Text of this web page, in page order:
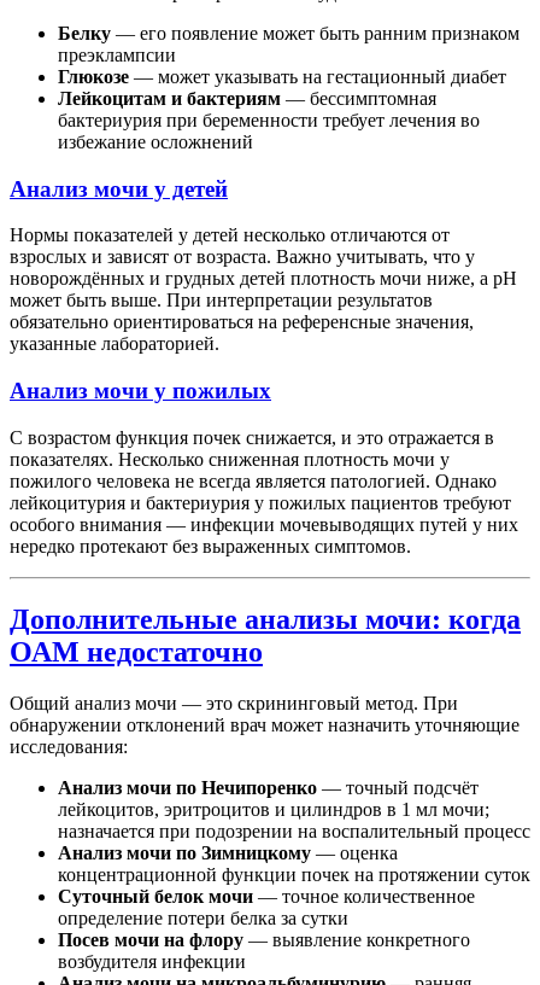
Белку — его появление может быть ранним признаком
преэклампсии
Глюкозе — может указывать на гестационный диабет
Лейкоцитам и бактериям — бессимптомная
бактериурия при беременности требует лечения во
избежание осложнений
Анализ мочи у детей
Нормы показателей у детей несколько отличаются от
взрослых и зависят от возраста. Важно учитывать, что у
новорождённых и грудных детей плотность мочи ниже, а pH
может быть выше. При интерпретации результатов
обязательно ориентироваться на референсные значения,
указанные лабораторией.
Анализ мочи у пожилых
С возрастом функция почек снижается, и это отражается в
показателях. Несколько сниженная плотность мочи у
пожилого человека не всегда является патологией. Однако
лейкоцитурия и бактериурия у пожилых пациентов требуют
особого внимания — инфекции мочевыводящих путей у них
нередко протекают без выраженных симптомов.
Дополнительные анализы мочи: когда
ОАМ недостаточно
Общий анализ мочи — это скрининговый метод. При
обнаружении отклонений врач может назначить уточняющие
исследования:
Анализ мочи по Нечипоренко — точный подсчёт
лейкоцитов, эритроцитов и цилиндров в 1 мл мочи;
назначается при подозрении на воспалительный процесс
Анализ мочи по Зимницкому — оценка
концентрационной функции почек на протяжении суток
Суточный белок мочи — точное количественное
определение потери белка за сутки
Посев мочи на флору — выявление конкретного
возбудителя инфекции